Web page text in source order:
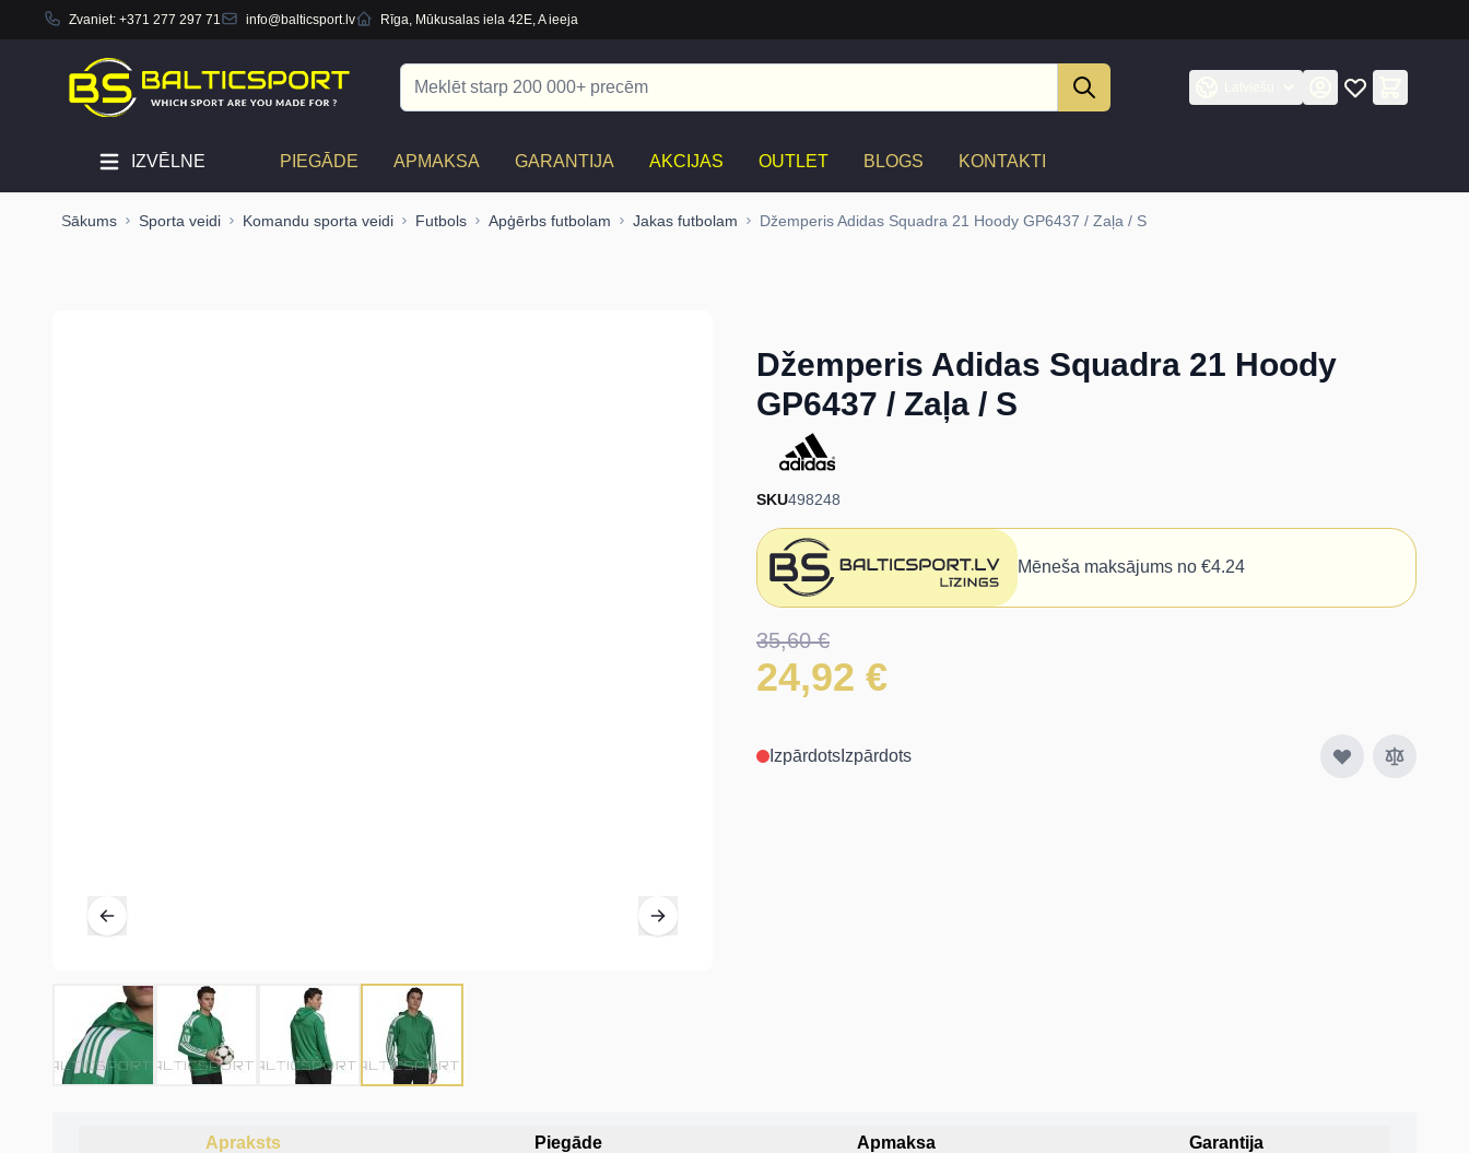
Zvaniet: +371 277 297 71 info@balticsport.lv Rīga, Mūkusalas iela 42E, A ieeja
Search
IZVĒLNE PIEGĀDE APMAKSA GARANTIJA AKCIJAS OUTLET BLOGS KONTAKTI
Sākums Sporta veidi Komandu sporta veidi Futbols Apģērbs futbolam Jakas futbolam Džemperis Adidas Squadra 21 Hoody GP6437 / Zaļa / S
Džemperis Adidas Squadra 21 Hoody
GP6437 / Zaļa / S
SKU498248
Mēneša maksājums no €4.24
35,60 €
24,92 €
Izpārdots Izpārdots
Apraksts Piegāde Apmaksa Garantija